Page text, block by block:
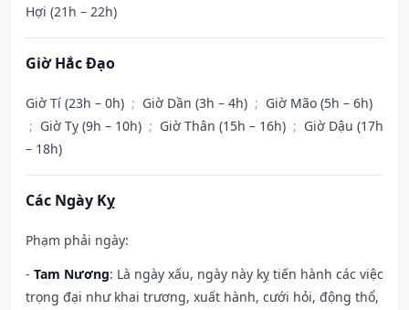
Hợi (21h – 22h)
Giờ Hắc Đạo
Giờ Tí (23h – 0h) ; Giờ Dần (3h – 4h) ; Giờ Mão (5h – 6h)
; Giờ Tỵ (9h – 10h) ; Giờ Thân (15h – 16h) ; Giờ Dậu (17h
– 18h)
Các Ngày Kỵ
Phạm phải ngày:
- Tam Nương: Là ngày xấu, ngày này kỵ tiến hành các việc
trọng đại như khai trương, xuất hành, cưới hỏi, động thổ,